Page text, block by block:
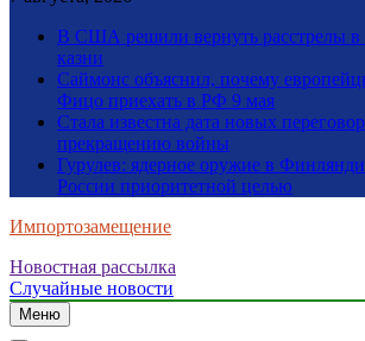
В США решили вернуть расстрелы в
казни
Саймонс объяснил, почему
Фицо приехать в РФ 9 мая
Стала известна дата новых
прекращению войны
Гурулев: ядерное оружие в
России приоритетной целью
Импортозамещение
Новостная рассылка
Случайные новости
Меню